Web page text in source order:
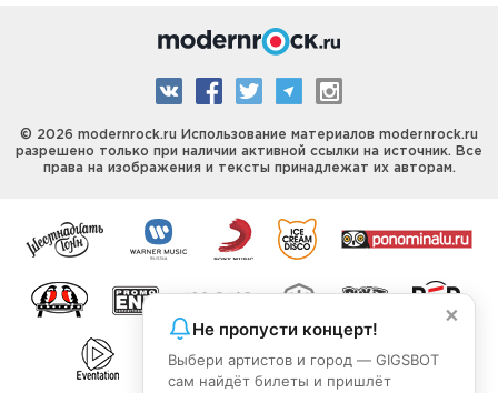
© 2026 modernrock.ru Использование материалов modernrock.ru
разрешено только при наличии активной ссылки на источник. Все
права на изображения и тексты принадлежат их авторам.
×
Не пропусти концерт!
Выбери артистов и город — GIGSBOT
сам найдёт билеты и пришлёт